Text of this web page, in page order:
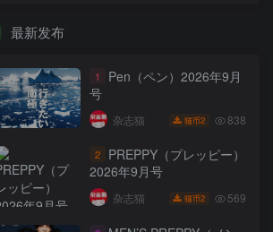
最新发布
1
Pen（ペン）2026年9月
号
杂志猫 猫币2 838
2
PREPPY（プレッピー）
2026年9月号
杂志猫 猫币2 569